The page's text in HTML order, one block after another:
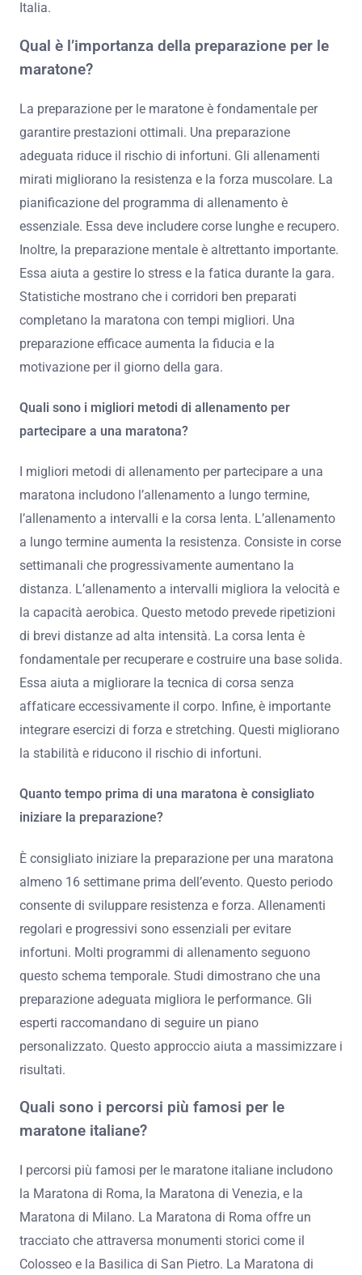
Italia.
Qual è l’importanza della preparazione per le
maratone?
La preparazione per le maratone è fondamentale per
garantire prestazioni ottimali. Una preparazione
adeguata riduce il rischio di infortuni. Gli allenamenti
mirati migliorano la resistenza e la forza muscolare. La
pianificazione del programma di allenamento è
essenziale. Essa deve includere corse lunghe e recupero.
Inoltre, la preparazione mentale è altrettanto importante.
Essa aiuta a gestire lo stress e la fatica durante la gara.
Statistiche mostrano che i corridori ben preparati
completano la maratona con tempi migliori. Una
preparazione efficace aumenta la fiducia e la
motivazione per il giorno della gara.
Quali sono i migliori metodi di allenamento per
partecipare a una maratona?
I migliori metodi di allenamento per partecipare a una
maratona includono l’allenamento a lungo termine,
l’allenamento a intervalli e la corsa lenta. L’allenamento
a lungo termine aumenta la resistenza. Consiste in corse
settimanali che progressivamente aumentano la
distanza. L’allenamento a intervalli migliora la velocità e
la capacità aerobica. Questo metodo prevede ripetizioni
di brevi distanze ad alta intensità. La corsa lenta è
fondamentale per recuperare e costruire una base solida.
Essa aiuta a migliorare la tecnica di corsa senza
affaticare eccessivamente il corpo. Infine, è importante
integrare esercizi di forza e stretching. Questi migliorano
la stabilità e riducono il rischio di infortuni.
Quanto tempo prima di una maratona è consigliato
iniziare la preparazione?
È consigliato iniziare la preparazione per una maratona
almeno 16 settimane prima dell’evento. Questo periodo
consente di sviluppare resistenza e forza. Allenamenti
regolari e progressivi sono essenziali per evitare
infortuni. Molti programmi di allenamento seguono
questo schema temporale. Studi dimostrano che una
preparazione adeguata migliora le performance. Gli
esperti raccomandano di seguire un piano
personalizzato. Questo approccio aiuta a massimizzare i
risultati.
Quali sono i percorsi più famosi per le
maratone italiane?
I percorsi più famosi per le maratone italiane includono
la Maratona di Roma, la Maratona di Venezia, e la
Maratona di Milano. La Maratona di Roma offre un
tracciato che attraversa monumenti storici come il
Colosseo e la Basilica di San Pietro. La Maratona di